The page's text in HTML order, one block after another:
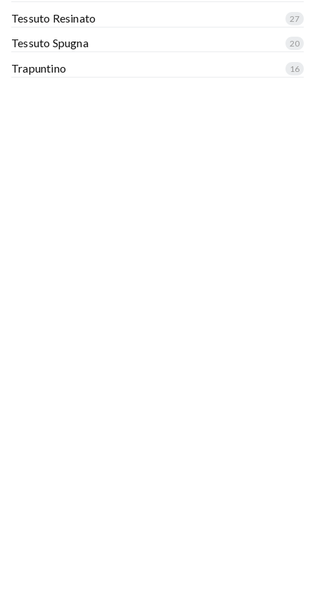
Tessuto Resinato 27
Tessuto Spugna 20
Trapuntino 16